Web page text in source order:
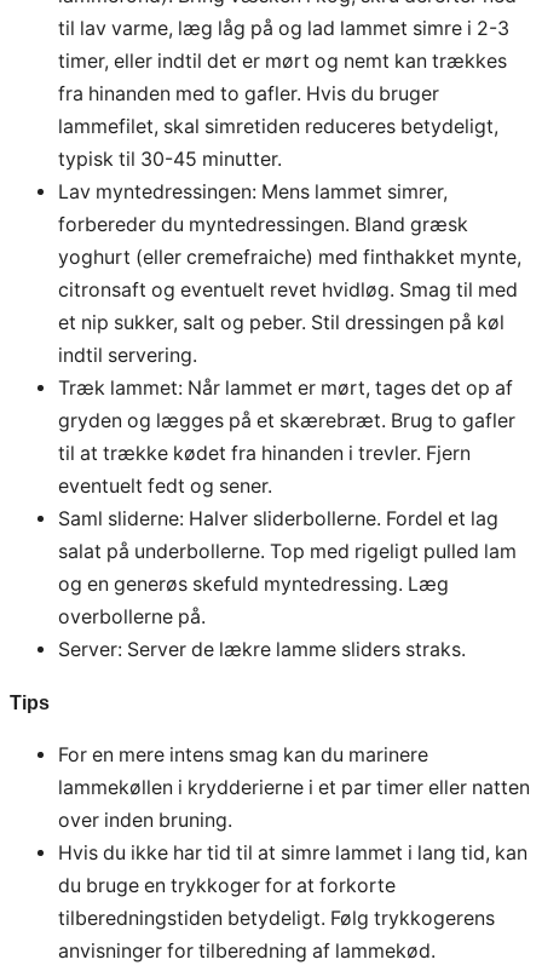
til lav varme, læg låg på og lad lammet simre i 2-3
timer, eller indtil det er mørt og nemt kan trækkes
fra hinanden med to gafler. Hvis du bruger
lammefilet, skal simretiden reduceres betydeligt,
typisk til 30-45 minutter.
Lav myntedressingen: Mens lammet simrer,
forbereder du myntedressingen. Bland græsk
yoghurt (eller cremefraiche) med finthakket mynte,
citronsaft og eventuelt revet hvidløg. Smag til med
et nip sukker, salt og peber. Stil dressingen på køl
indtil servering.
Træk lammet: Når lammet er mørt, tages det op af
gryden og lægges på et skærebræt. Brug to gafler
til at trække kødet fra hinanden i trevler. Fjern
eventuelt fedt og sener.
Saml sliderne: Halver sliderbollerne. Fordel et lag
salat på underbollerne. Top med rigeligt pulled lam
og en generøs skefuld myntedressing. Læg
overbollerne på.
Server: Server de lækre lamme sliders straks.
Tips
For en mere intens smag kan du marinere
lammekøllen i krydderierne i et par timer eller natten
over inden bruning.
Hvis du ikke har tid til at simre lammet i lang tid, kan
du bruge en trykkoger for at forkorte
tilberedningstiden betydeligt. Følg trykkogerens
anvisninger for tilberedning af lammekød.